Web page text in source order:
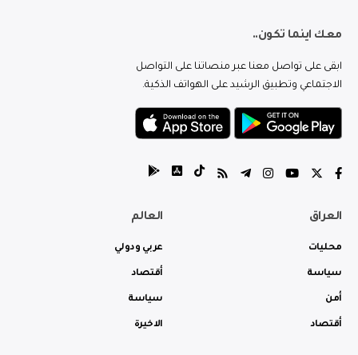
معك اينما تكون..
ابقى على تواصل معنا عبر منصاتنا على التواصل
الاجتماعي وتطبيق الرشيد على الهواتف الذكية.
العراق
محليات
سياسة
أمن
أقتصاد
العالم
عربي ودولي
أقتصاد
سياسة
الاخيرة